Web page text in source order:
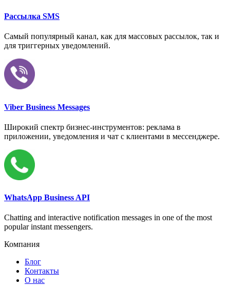
Рассылка SMS
Самый популярный канал, как для массовых рассылок, так и
для триггерных уведомлений.
Viber Business Messages
Широкий спектр бизнес-инструментов: реклама в
приложении, уведомления и чат с клиентами в мессенджере.
WhatsApp Business API
Chatting and interactive notification messages in one of the most
popular instant messengers.
Компания
Блог
Контакты
О нас